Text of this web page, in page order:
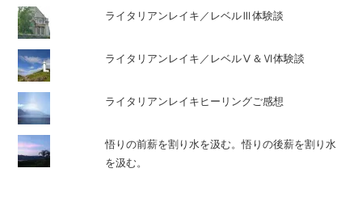
ライタリアンレイキ／レベルⅢ体験談
ライタリアンレイキ／レベルⅤ＆Ⅵ体験談
ライタリアンレイキヒーリングご感想
悟りの前薪を割り水を汲む。悟りの後薪を割り水
を汲む。